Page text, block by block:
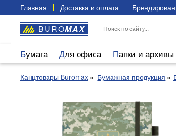
Главная Доставка и оплата
BUROMAX
Бумага Для офиса Папки и архивы
Канцтовары Buromax Бумажная продукция